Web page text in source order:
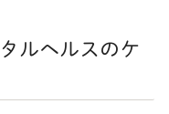
ルヘルスのケ